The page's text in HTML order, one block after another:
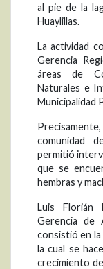
al pie de la
Huaylillas.
La actividad
Gerencia
áreas de
Naturales e
Municipalidad
comunidad
permitió
que se
hembras y
Luis Florián
Gerencia de
consistió en la
la cual se
crecimiento